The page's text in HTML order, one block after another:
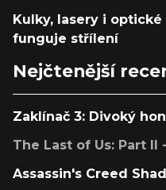
Kulky, lasery i optické
funguje střílení
Nejčtenější
Zaklínač 3: Divoký
The Last of Us: Part II
Assassin's Creed